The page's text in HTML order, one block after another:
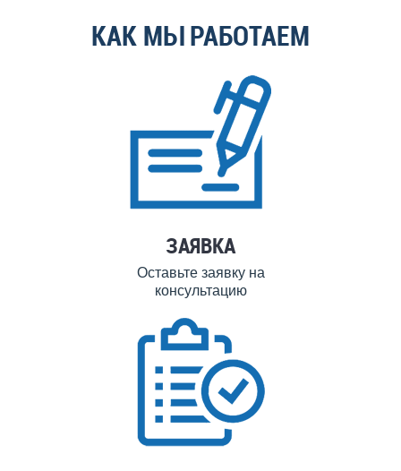
КАК МЫ РАБОТАЕМ
ЗАЯВКА
Оставьте заявку на
консультацию